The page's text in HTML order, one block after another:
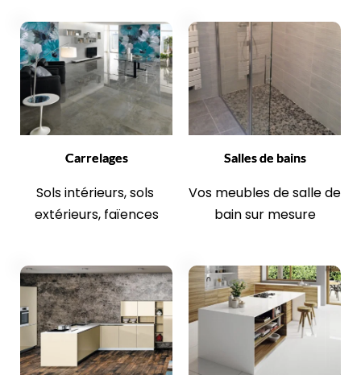
Carrelages
Sols intérieurs, sols
extérieurs, faïences
Salles de bains
Vos meubles de salle de
bain sur mesure